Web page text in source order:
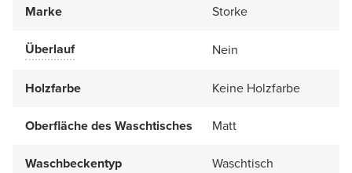
Marke Storke
Überlauf Nein
Holzfarbe Keine Holzfarbe
Oberfläche des Waschtisches Matt
Waschbeckentyp Waschtisch